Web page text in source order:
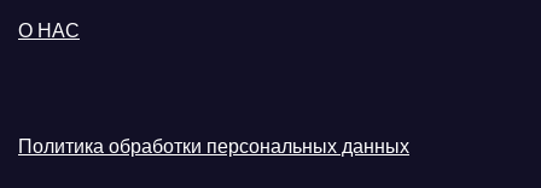
О НАС
Политика обработки персональных данных